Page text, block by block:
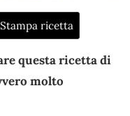
ricetta
questa ricetta di
molto